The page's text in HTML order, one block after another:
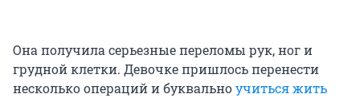
Она получила серьезные переломы рук, ног и
грудной клетки. Девочке пришлось перенести
несколько операций и буквальноучиться жить